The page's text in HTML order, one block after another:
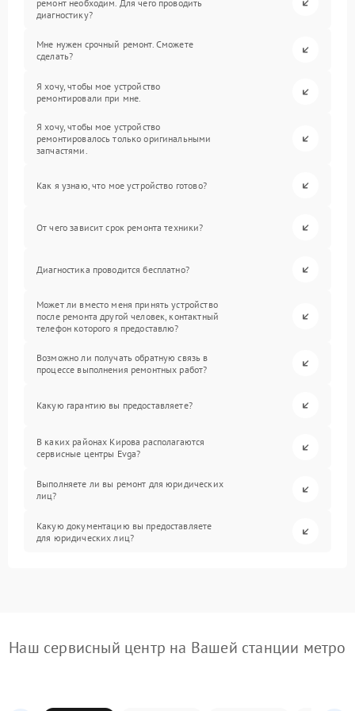
ремонт необходим. Для чего проводить
диагностику?
Мне нужен срочный ремонт. Сможете
сделать?
Я хочу, чтобы мое устройство
ремонтировали при мне.
Я хочу, чтобы мое устройство
ремонтировалось только оригинальными
запчастями.
Как я узнаю, что мое устройство готово?
От чего зависит срок ремонта техники?
Диагностика проводится бесплатно?
Может ли вместо меня принять устройство
после ремонта другой человек, контактный
телефон которого я предоставлю?
Возможно ли получать обратную связь в
процессе выполнения ремонтных работ?
Какую гарантию вы предоставляете?
В каких районах Кирова располагаются
сервисные центры Evga?
Выполняете ли вы ремонт для юридических
лиц?
Какую документацию вы предоставляете
для юридических лиц?
Наш сервисный центр на Вашей станции метро